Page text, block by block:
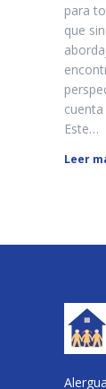
para
que
Este…
Leer